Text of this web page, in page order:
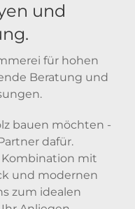
und
für hohen
Beratung und
bauen möchten -
dafür.
mit
und modernen
zum idealen